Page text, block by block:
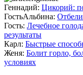
Геннадий: Цикорий:
ГостьАльбина:
Гость: Лечебное
результаты
Карл: Быстрые
Женя: Болит горло,
условиях